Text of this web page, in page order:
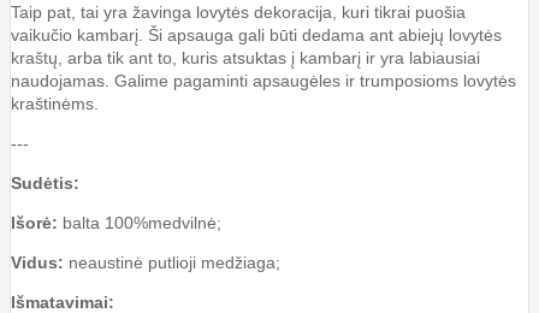
Taip pat, tai yra žavinga lovytės dekoracija, kuri tikrai puošia
vaikučio kambarį. Ši apsauga gali būti dedama ant abiejų lovytės
kraštų, arba tik ant to, kuris atsuktas į kambarį ir yra labiausiai
naudojamas. Galime pagaminti apsaugėles ir trumposioms lovytės
kraštinėms.
---
Sudėtis:
Išorė: balta 100%medvilnė;
Vidus: neaustinė putlioji medžiaga;
Išmatavimai: